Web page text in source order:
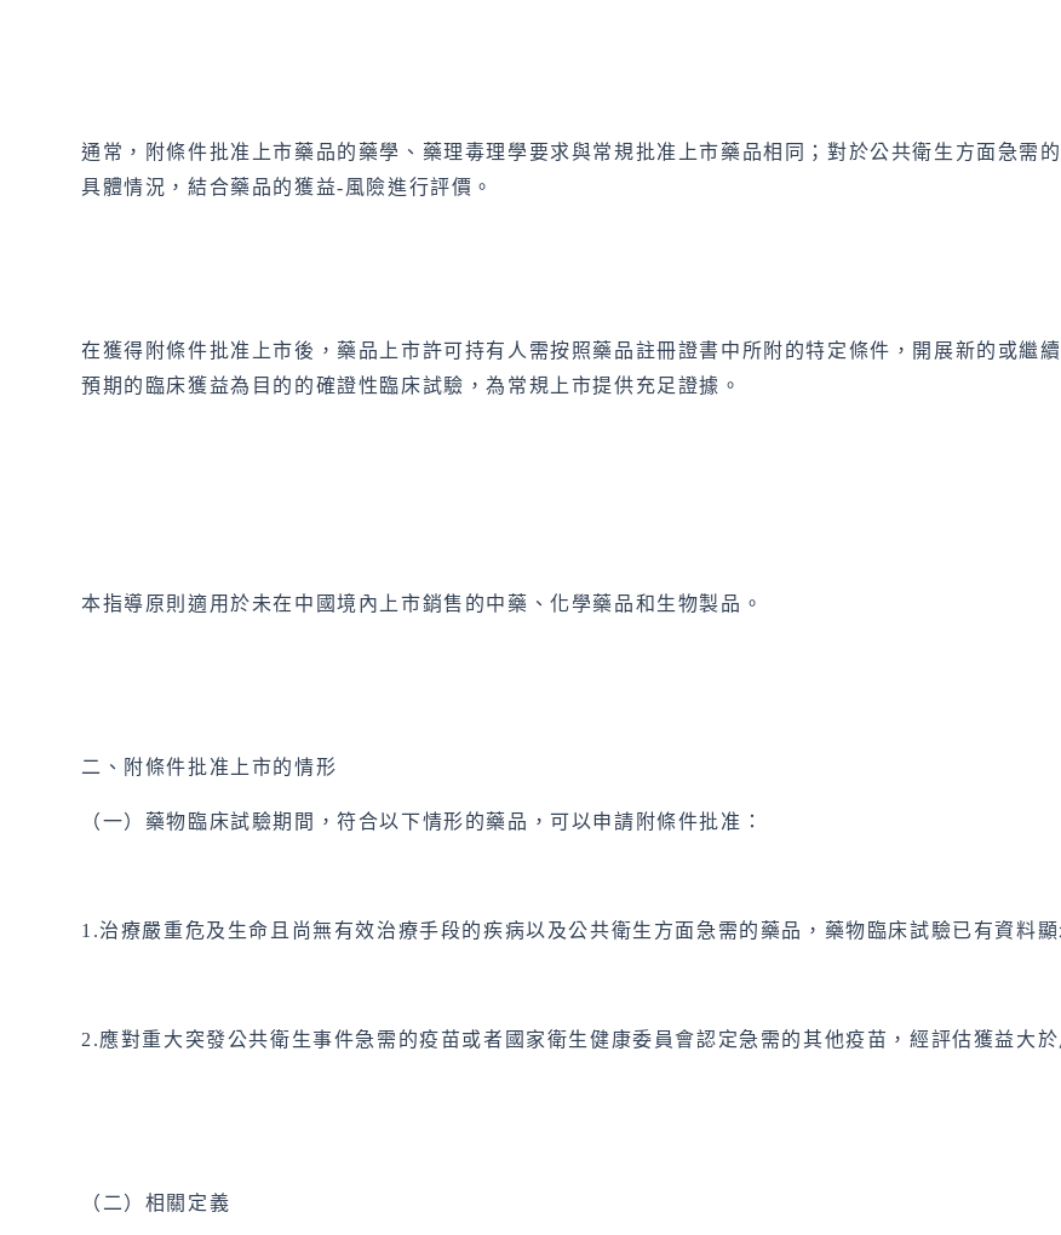
通常，附條件批准上市藥品的藥學、藥理毒理學要求與常規批准上市藥品相同；對於公共衛生方面急需
具體情況，結合藥品的獲益-風險進行評價。
在獲得附條件批准上市後，藥品上市許可持有人需按照藥品註冊證書中所附的特定條件，開展新的或繼
預期的臨床獲益為目的的確證性臨床試驗，為常規上市提供充足證據。
本指導原則適用於未在中國境內上市銷售的中藥、化學藥品和生物製品。
二、附條件批准上市的情形
（一）藥物臨床試驗期間，符合以下情形的藥品，可以申請附條件批准：
1.治療嚴重危及生命且尚無有效治療手段的疾病以及公共衛生方面急需的藥品，藥物臨床試驗已有資料
2.應對重大突發公共衛生事件急需的疫苗或者國家衛生健康委員會認定急需的其他疫苗，經評估獲益大於
（二）相關定義